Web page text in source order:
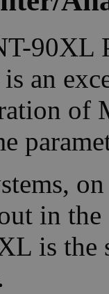
90XL
an
of
in
is the